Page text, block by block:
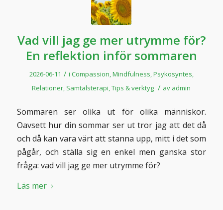
Vad vill jag ge mer utrymme för?
En reflektion inför sommaren
2026-06-11 / i Compassion Mindfulness Psykosyntes
Relationer Samtalsterapi ,Tips & verktyg / av admin
Sommaren ser olika ut för olika människor.
Oavsett hur din sommar ser ut tror jag att det då
och då kan vara värt att stanna upp, mitt i det som
pågår, och ställa sig en enkel men ganska stor
fråga: vad vill jag ge mer utrymme för?
Läs mer